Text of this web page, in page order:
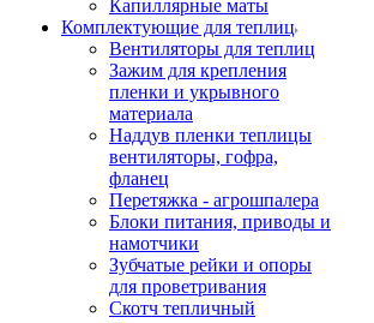
Капиллярные маты
Комплектующие для теплиц
Вентиляторы для теплиц
Зажим для крепления
пленки и укрывного
материала
Наддув пленки теплицы
вентиляторы, гофра,
фланец
Перетяжка - агрошпалера
Блоки питания, приводы и
намотчики
Зубчатые рейки и опоры
для проветривания
Скотч тепличный